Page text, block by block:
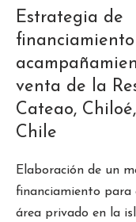
Estrategia de
venta de la
Cateao,
Chile
Elaboración de un
financiamiento para
área privado en la